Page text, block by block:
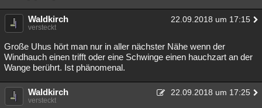
Waldkirch 22.09.2018 um 17:15
versteckt
Große Uhus hört man nur in aller nächster Nähe wenn der
Windhauch einen trifft oder eine Schwinge einen hauchzart an der
Wange berührt. Ist phänomenal.
Waldkirch 22.09.2018 um 17:25
versteckt